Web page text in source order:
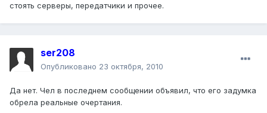
стоять серверы, передатчики и прочее.
ser208
Опубликовано 23 октября, 2010
Да нет. Чел в последнем сообщении объявил, что его задумка
обрела реальные очертания.